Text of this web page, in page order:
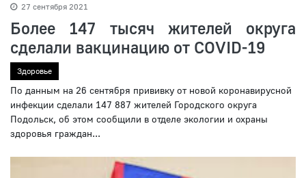
27 сентября 2021
Более 147 тысяч жителей округа
сделали вакцинацию от COVID-19
Здоровье
По данным на 26 сентября прививку от новой коронавирусной
инфекции сделали 147 887 жителей Городского округа
Подольск, об этом сообщили в отделе экологии и охраны
здоровья граждан...